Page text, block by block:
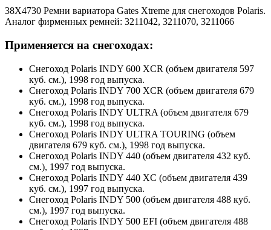
38X4730 Ремни вариатора Gates Xtreme для снегоходов Polaris.
Аналог фирменных ремней: 3211042, 3211070, 3211066
Применяется на снегоходах:
Снегоход Polaris INDY 600 XCR (объем двигателя 597
куб. см.), 1998 год выпуска.
Снегоход Polaris INDY 700 XCR (объем двигателя 679
куб. см.), 1998 год выпуска.
Снегоход Polaris INDY ULTRA (объем двигателя 679
куб. см.), 1998 год выпуска.
Снегоход Polaris INDY ULTRA TOURING (объем
двигателя 679 куб. см.), 1998 год выпуска.
Снегоход Polaris INDY 440 (объем двигателя 432 куб.
см.), 1997 год выпуска.
Снегоход Polaris INDY 440 XC (объем двигателя 439
куб. см.), 1997 год выпуска.
Снегоход Polaris INDY 500 (объем двигателя 488 куб.
см.), 1997 год выпуска.
Снегоход Polaris INDY 500 EFI (объем двигателя 488